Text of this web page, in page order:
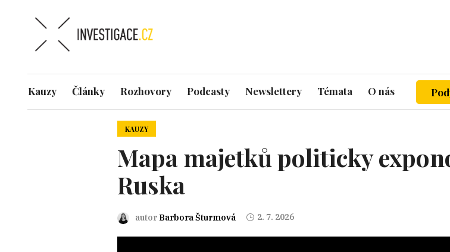
Kauzy Články Rozhovory Podcasty Newslettery Témata O nás
KAUZY
Mapa majetků politicky
Ruska
autor Barbora Šturmová 2. 7. 2026